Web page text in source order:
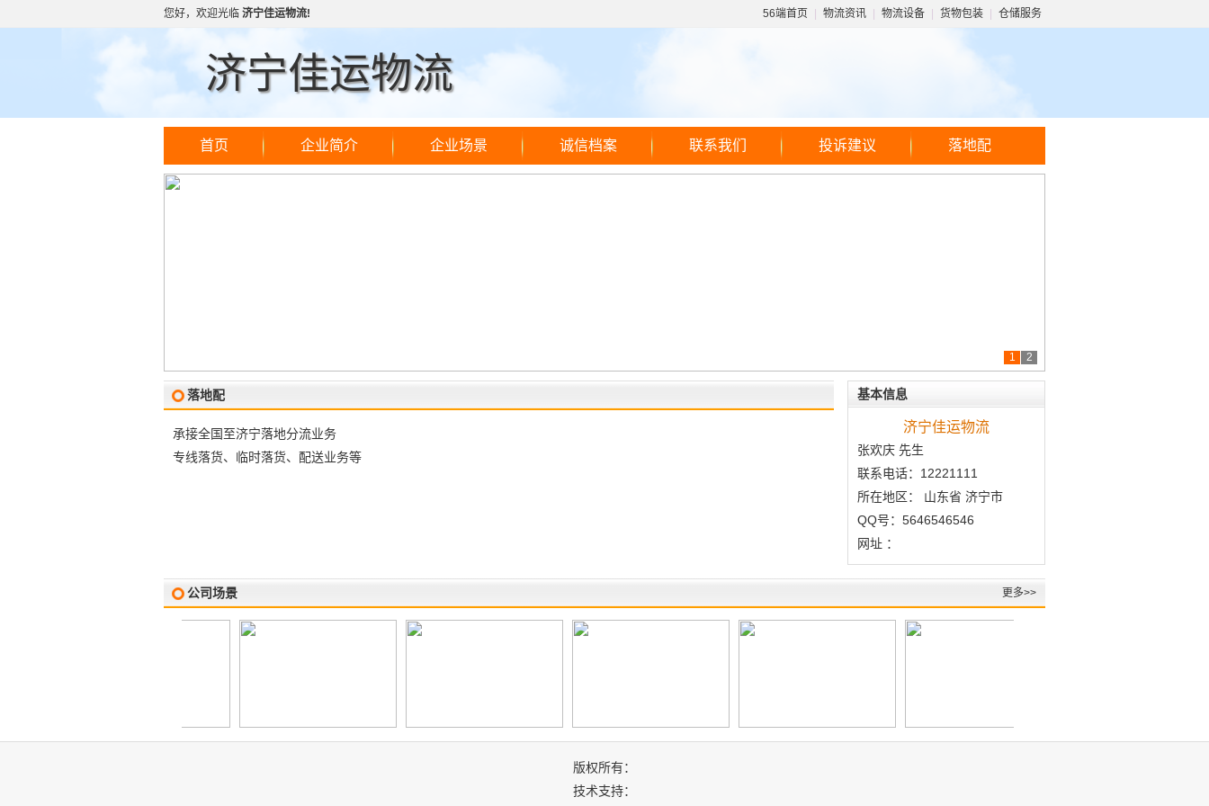
您好，欢迎光临 济宁佳运物流! 56端首页 物流资讯 物流设备 货物包装 仓储服务
济宁佳运物流
首页 企业简介 企业场景 诚信档案 联系我们 投诉建议 落地配
1 2
落地配
承接全国至济宁落地分流业务
专线落货、临时落货、配送业务等
基本信息
济宁佳运物流
张欢庆 先生
联系电话：12221111
所在地区： 山东省 济宁市
QQ号：5646546546
网址 ：
更多>>
公司场景
版权所有：
技术支持：